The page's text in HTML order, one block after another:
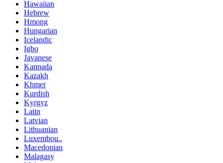
Hawaiian
Hebrew
Hmong
Hungarian
Icelandic
Igbo
Javanese
Kannada
Kazakh
Khmer
Kurdish
Kyrgyz
Latin
Latvian
Lithuanian
Luxembou..
Macedonian
Malagasy